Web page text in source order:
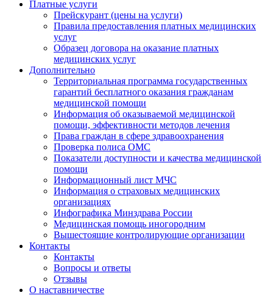
Платные услуги
Прейскурант (цены на услуги)
Правила предоставления платных медицинских
услуг
Образец договора на оказание платных
медицинских услуг
Дополнительно
Территориальная программа государственных
гарантий бесплатного оказания гражданам
медицинской помощи
Информация об оказываемой медицинской
помощи, эффективности методов лечения
Права граждан в сфере здравоохранения
Проверка полиса ОМС
Показатели доступности и качества медицинской
помощи
Информационный лист МЧС
Информация о страховых медицинских
организациях
Инфографика Минздрава России
Медицинская помощь иногородним
Вышестоящие контролирующие организации
Контакты
Контакты
Вопросы и ответы
Отзывы
О наставничестве